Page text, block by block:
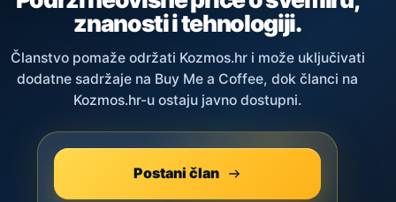
znanosti i tehnologiji.
Članstvo pomaže održati Kozmos.hr i može uključivati
dodatne sadržaje na Buy Me a Coffee, dok članci na
Kozmos.hr-u ostaju javno dostupni.
Postani član